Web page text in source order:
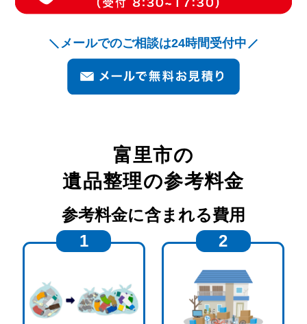
メールでのご相談は24時間受付中
富里市の
遺品整理の参考料金
参考料金に含まれる費用
1
2